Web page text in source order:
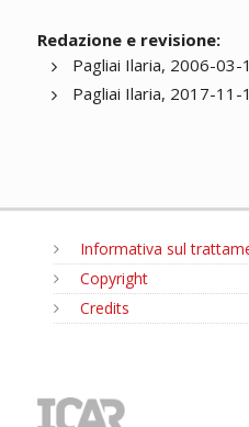
Redazione e revisione:
Pagliai Ilaria, 2006-03-
Pagliai Ilaria, 2017-11-
Informativa sul
Copyright
Credits